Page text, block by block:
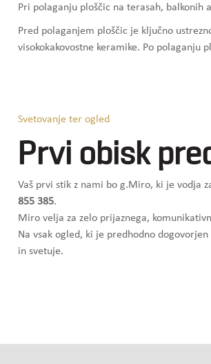
Pri polaganju ploščic na terasah,
Pred polaganjem ploščic je ključno
visokokakovostne keramike. Po
Svetovanje ter ogled
Prvi obisk
Vaš prvi stik z nami bo g.Miro, ki je vodja
855 385.
Miro velja za zelo prijaznega,
Na vsak ogled, ki je predhodno
in svetuje.